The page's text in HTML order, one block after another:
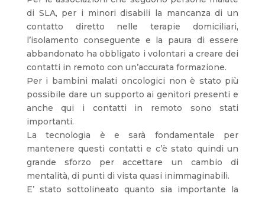
di SLA, per i minori disabili la mancanza di un
contatto diretto nelle terapie domiciliari,
l’isolamento conseguente e la paura di essere
abbandonato ha obbligato i volontari a creare dei
contatti in remoto con un’accurata formazione.
Per i bambini malati oncologici non è stato più
possibile dare un supporto ai genitori presenti e
anche qui i contatti in remoto sono stati
importanti.
La tecnologia è e sarà fondamentale per
mantenere questi contatti e c’è stato quindi un
grande sforzo per accettare un cambio di
mentalità, di punti di vista quasi inimmaginabili.
E’ stato sottolineato quanto sia importante la